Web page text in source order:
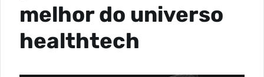
melhor do universo
healthtech